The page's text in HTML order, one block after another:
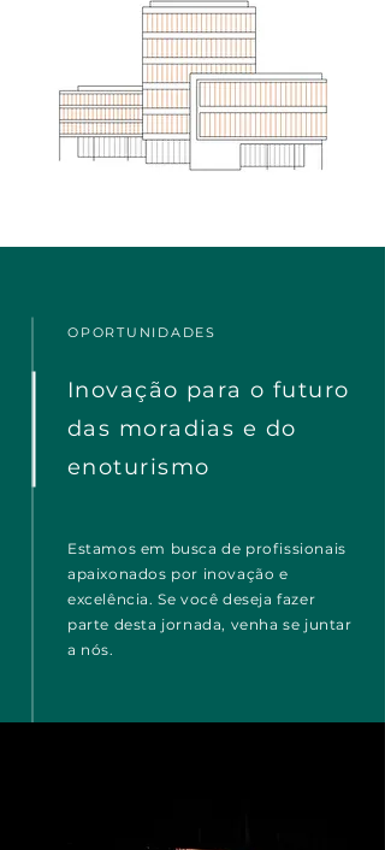
OPORTUNIDADES
Inovação para o futuro
das moradias e do
enoturismo
Estamos em busca de profissionais
apaixonados por inovação e
excelência. Se você deseja fazer
parte desta jornada, venha se juntar
a nós.